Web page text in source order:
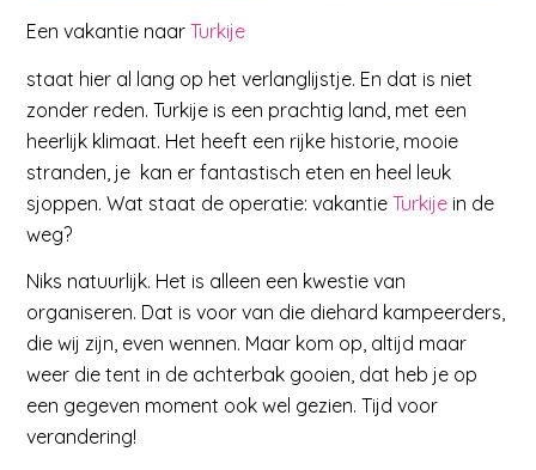
Een vakantie naarTurkije
staat hier al lang op het verlanglijstje. En dat is niet
zonder reden. Turkije is een prachtig land, met een
heerlijk klimaat. Het heeft een rijke historie, mooie
stranden, je kan er fantastisch eten en heel leuk
sjoppen. Wat staat de operatie: vakantieTurkije in de
weg?
Niks natuurlijk. Het is alleen een kwestie van
organiseren. Dat is voor van die diehard kampeerders,
die wij zijn, even wennen. Maar kom op, altijd maar
weer die tent in de achterbak gooien, dat heb je op
een gegeven moment ook wel gezien. Tijd voor
verandering!